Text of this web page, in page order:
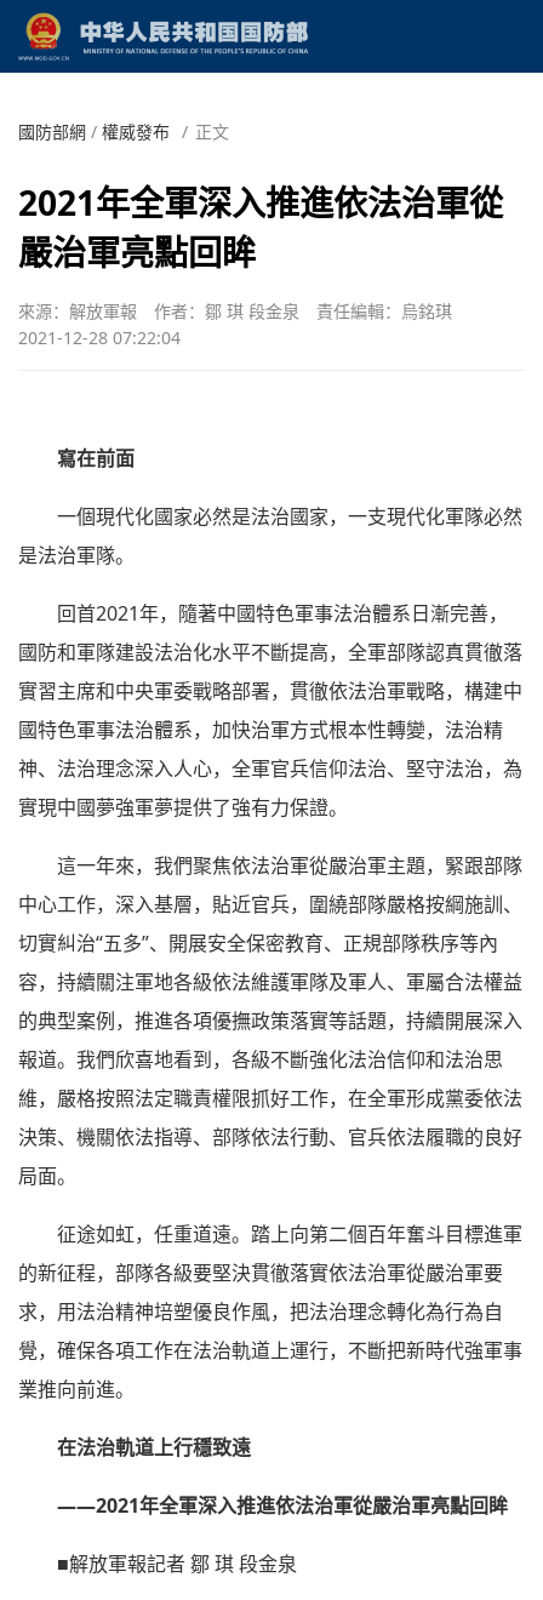
國防部網 / 權威發布 / 正文
2021年全軍深入推進依法治軍從
嚴治軍亮點回眸
來源：解放軍報 作者：鄒 琪 段金泉
責任編輯：烏銘琪
2021-12-28 07:22:04
寫在前面
一個現代化國家必然是法治國家，一支現代化軍隊必然
是法治軍隊。
回首2021年，隨著中國特色軍事法治體系日漸完善，
國防和軍隊建設法治化水平不斷提高，全軍部隊認真貫徹落
實習主席和中央軍委戰略部署，貫徹依法治軍戰略，構建中
國特色軍事法治體系，加快治軍方式根本性轉變，法治精
神、法治理念深入人心，全軍官兵信仰法治、堅守法治，為
實現中國夢強軍夢提供了強有力保證。
這一年來，我們聚焦依法治軍從嚴治軍主題，緊跟部隊
中心工作，深入基層，貼近官兵，圍繞部隊嚴格按綱施訓、
切實糾治“五多”、開展安全保密教育、正規部隊秩序等內
容，持續關注軍地各級依法維護軍隊及軍人、軍屬合法權益
的典型案例，推進各項優撫政策落實等話題，持續開展深入
報道。我們欣喜地看到，各級不斷強化法治信仰和法治思
維，嚴格按照法定職責權限抓好工作，在全軍形成黨委依法
決策、機關依法指導、部隊依法行動、官兵依法履職的良好
局面。
征途如虹，任重道遠。踏上向第二個百年奮斗目標進軍
的新征程，部隊各級要堅決貫徹落實依法治軍從嚴治軍要
求，用法治精神培塑優良作風，把法治理念轉化為行為自
覺，確保各項工作在法治軌道上運行，不斷把新時代強軍事
業推向前進。
在法治軌道上行穩致遠
——2021年全軍深入推進依法治軍從嚴治軍亮點回眸
■解放軍報記者 鄒 琪 段金泉